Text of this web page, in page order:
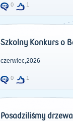
0 1
Szkolny Konkurs o
czerwiec,2026
0 1
Posadziliśmy